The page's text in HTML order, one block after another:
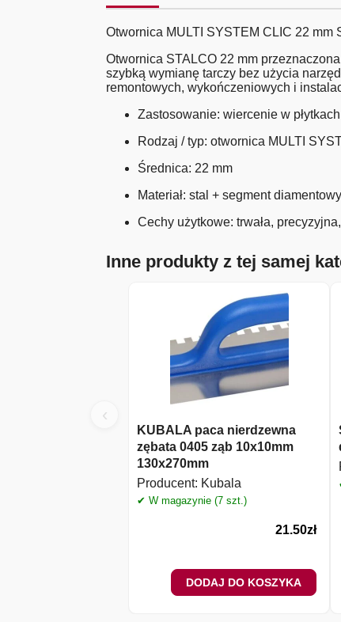
Otwornica MULTI SYSTEM CLIC 22 mm
Otwornica STALCO 22 mm
szybką wymianę tarczy bez użycia
remontowych, wykończeniowych i
Zastosowanie: wiercenie w
Rodzaj / typ: otwornica MULTI
Średnica: 22 mm
Materiał: stal + segment diamentowy
Cechy użytkowe: trwała,
Inne produkty z tej samej
‹
KUBALA paca nierdzewna
zębata 0405 ząb 10x10mm
130x270mm
Producent: Kubala
✔ W magazynie (7 szt.)
21.50zł
DODAJ DO KOSZYKA